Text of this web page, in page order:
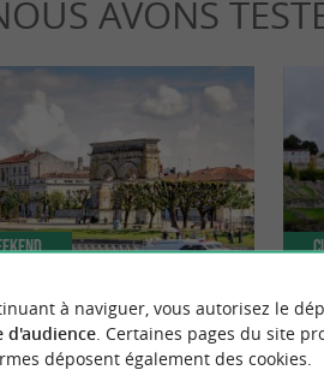
AVONS
de Saintonge et à Saintes ?
à naviguer, vous autorisez le
d'audience. Certaines pages du site
déposent également des cookies.